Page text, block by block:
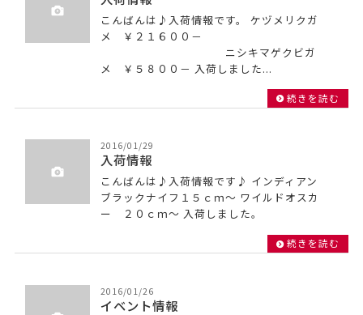
こんばんは♪入荷情報です。 ケヅメリクガ
メ ￥２１６００－
ニシキマゲクビガ
メ ￥５８００－ 入荷しました...
続きを読む
2016/01/29
入荷情報
こんばんは♪入荷情報です♪ インディアン
ブラックナイフ１５ｃｍ～ ワイルドオスカ
ー ２０ｃｍ～ 入荷しました。
続きを読む
2016/01/26
イベント情報